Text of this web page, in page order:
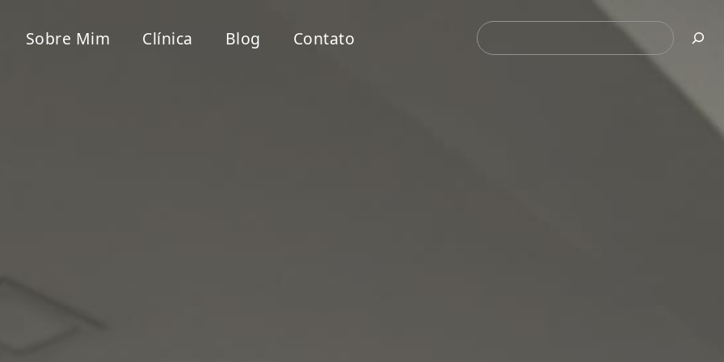
Sobre Mim Clínica Blog Contato Pesquisar